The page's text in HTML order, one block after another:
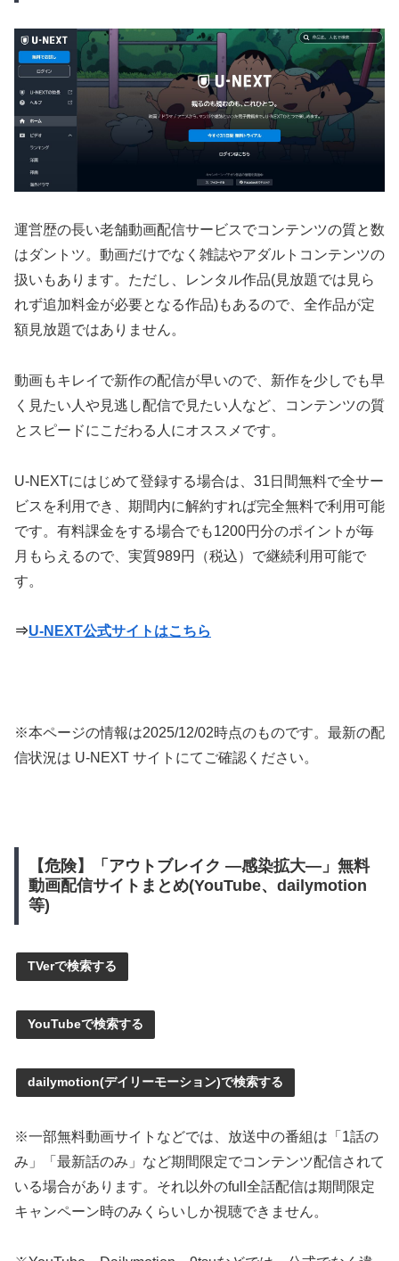
運営歴の長い老舗動画配信サービスでコンテンツの質と数
はダントツ。動画だけでなく雑誌やアダルトコンテンツの
扱いもあります。ただし、レンタル作品(見放題では見ら
れず追加料金が必要となる作品)もあるので、全作品が定
額見放題ではありません。
動画もキレイで新作の配信が早いので、新作を少しでも早
く見たい人や見逃し配信で見たい人など、コンテンツの質
とスピードにこだわる人にオススメです。
U-NEXTにはじめて登録する場合は、31日間無料で全サー
ビスを利用でき、期間内に解約すれば完全無料で利用可能
です。有料課金をする場合でも1200円分のポイントが毎
月もらえるので、実質989円（税込）で継続利用可能で
す。
⇒U-NEXT公式サイトはこちら
※本ページの情報は2025/12/02時点のものです。最新の配
信状況は U-NEXT サイトにてご確認ください。
【危険】「アウトブレイク ―感染拡大―」無料
動画配信サイトまとめ(YouTube、dailymotion
等)
TVerで検索する
YouTubeで検索する
dailymotion(デイリーモーション)で検索する
※一部無料動画サイトなどでは、放送中の番組は「1話の
み」「最新話のみ」など期間限定でコンテンツ配信されて
いる場合があります。それ以外のfull全話配信は期間限定
キャンペーン時のみくらいしか視聴できません。